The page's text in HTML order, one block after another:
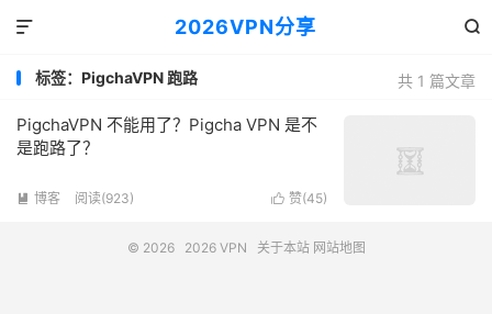
2026VPN分享 

共 1 篇文章
标签：PigchaVPN 跑路
PigchaVPN 不能用了？Pigcha VPN 是不
是跑路了？
 赞(45)
 博客 阅读(923)
© 2026 2026 VPN 关于本站 网站地图